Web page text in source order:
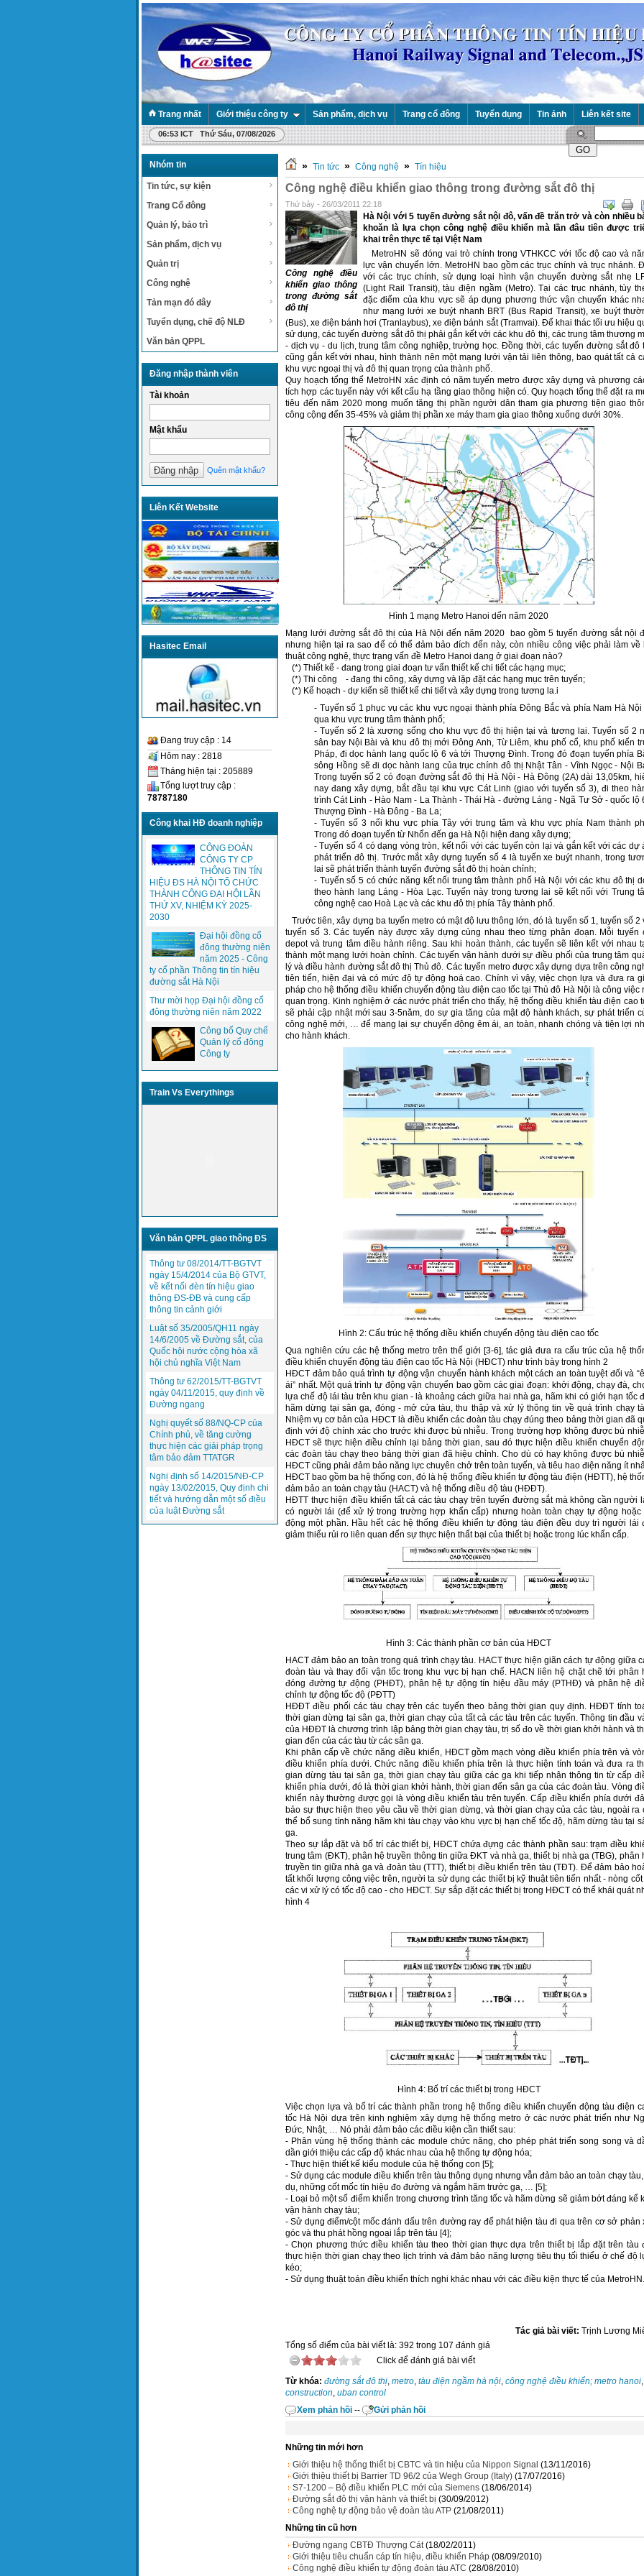
Trang nhất Giới thiệu công ty Sản phẩm, dịch vụ Trang cổ đông Tuyển dụng Tin ảnh Liên kết site
06:53 ICT Thứ Sáu, 07/08/2026
Nhóm tin
Tin tức, sự kiện
Trang Cổ đông
Quản lý, bảo trì
Sản phẩm, dịch vụ
Quản trị
Công nghệ
Tản mạn đó đây
Tuyển dụng, chế độ NLĐ
Văn bản QPPL
Đăng nhập thành viên
Tài khoản
Mật khẩu
Quên mật khẩu?
Liên Kết Website
Hasitec Email
Đang truy cập : 14
Hôm nay : 2818
Tháng hiện tại : 205889
Tổng lượt truy cập :
78787180
Công khai HĐ doanh nghiệp
CÔNG ĐOÀN
CÔNG TY CP
THÔNG TIN TÍN
HIỆU ĐS HÀ NỘI TỔ CHỨC
THÀNH CÔNG ĐẠI HỘI LẦN
THỨ XV, NHIỆM KỲ 2025-
2030
Đại hội đồng cổ
đông thường niên
năm 2025 - Công
ty cổ phần Thông tin tín hiệu
đường sắt Hà Nội
Thư mời họp Đại hội đồng cổ
đông thường niên năm 2022
Công bố Quy chế
Quản lý cổ đông
Công ty
Train Vs Everythings
Văn bản QPPL giao thông ĐS
Thông tư 08/2014/TT-BGTVT
ngày 15/4/2014 của Bộ GTVT,
về kết nối đèn tín hiệu giao
thông ĐS-ĐB và cung cấp
thông tin cảnh giới
Luật số 35/2005/QH11 ngày
14/6/2005 về Đường sắt, của
Quốc hội nước cộng hòa xã
hội chủ nghĩa Việt Nam
Thông tư 62/2015/TT-BGTVT
ngày 04/11/2015, quy định về
Đường ngang
Nghị quyết số 88/NQ-CP của
Chính phủ, về tăng cường
thực hiện các giải pháp trọng
tâm bảo đảm TTATGR
Nghị định số 14/2015/NĐ-CP
ngày 13/02/2015, Quy định chi
tiết và hướng dẫn một số điều
của luật Đường sắt
» Tin tức » Công nghệ » Tín hiệu
Công nghệ điều khiển giao thông trong đường sắt đô thị
Thứ bảy - 26/03/2011 22:18
Công nghệ điều
khiển giao thông
trong đường sắt
đô thị
Hà Nội với 5 tuyến đường sắt nội đô, vấn đề trăn trở và còn nhiều
khoăn là lựa chọn công nghệ điều khiển mà lần đâu tiên được
khai trên thực tế tại Việt Nam
MetroHN sẽ đóng vai trò chính trong VTHKCC với tốc độ cao và
lực vận chuyển lớn. MetroHN bao gồm các trục chính và trục nhánh.
với các trục chính, sử dụng loại hình vận chuyển đường sắt nhẹ
(Light Rail Transit), tàu điện ngầm (Metro). Tại các trục nhánh, tùy
đặc điểm của khu vực sẽ áp dụng phương thức vận chuyển khác
như mạng lưới xe buýt nhanh BRT (Bus Rapid Transit), xe buýt
(Bus), xe điện bánh hơi (Tranlaybus), xe điện bánh sắt (Tramvai). Để khai thác tối ưu hiệu
sử dụng, các tuyến đường sắt đô thị phải gắn kết với các khu đô thị, các trung tâm thương
- dịch vụ - du lịch, trung tâm công nghiệp, trường học. Đồng thời, các tuyến đường sắt đô
cũng gắn kết với nhau, hình thành nên một mạng lưới vận tải liên thông, bao quát tất cả
khu vực ngoại thị và đô thị quan trọng của thành phố.
Quy hoạch tổng thể MetroHN xác định có năm tuyến metro được xây dựng và phương
tích hợp các tuyến này với kết cấu hạ tầng giao thông hiện có. Quy hoạch tổng thể đặt ra
tiêu đến năm 2020 mong muốn tăng thị phần người dân tham gia phương tiện giao
công cộng đến 35-45% và giảm thị phần xe máy tham gia giao thông xuống dưới 30%.
Hình 1 mạng Metro Hanoi dến năm 2020
Mạng lưới đường sắt đô thị của Hà Nội đến năm 2020 bao gồm 5 tuyến đường sắt nội
nhưng hiện tại ra sao để có thể đảm bảo đích đến này, còn nhiều công việc phải làm về
thuật công nghệ, thực trạng vấn đề Metro Hanoi dang ở giai đoạn nào?
(*) Thiết kế - đang trong giai đoạn tư vấn thiết kế chi tiết các hạng mục;
(*) Thi công - đang thi công, xây dựng và lặp đặt các hạng mục trên tuyến;
(*) Kế hoạch - dự kiến sẽ thiết kế chi tiết và xây dựng trong tương la.i
- Tuyến số 1 phục vụ các khu vực ngoại thành phía Đông Bắc và phía Nam Hà Nội
qua khu vực trung tâm thành phố;
- Tuyến số 2 là xương sống cho khu vực đô thị hiện tại và tương lai. Tuyến số 2
sân bay Nội Bài và khu đô thị mới Đông Anh, Từ Liêm, khu phố cổ, khu phố kiến
Pháp, đi dọc hành lang quốc lộ 6 và tới Thượng Đình. Trong đó đoạn tuyến phía
sông Hồng sẽ đi dọc hành lang của trục chính đô thị Nhật Tân - Vĩnh Ngọc - Nội
Trong tuyến số 2 có đoạn đường sắt đô thị Hà Nội - Hà Đông (2A) dài 13,05km,
nay đang xây dựng, bắt đầu tại khu vực Cát Linh (giao với tuyến số 3), đi theo
trình Cát Linh - Hào Nam - La Thành - Thái Hà - đường Láng - Ngã Tư Sở - quốc lộ
Thượng Đình - Hà Đông - Ba La;
- Tuyến số 3 nối khu vực phía Tây với trung tâm và khu vực phía Nam thành
Trong đó đoạn tuyến từ Nhổn đến ga Hà Nội hiện đang xây dựng;
- Tuyến số 4 có dạng vòng tròn, kết nối với các tuyến còn lại và gắn kết với các dự
phát triển đô thị. Trước mắt xây dựng tuyến số 4 là tuyến xe buýt nhanh, trong
lai sẽ phát triển thành tuyến đường sắt đô thị hoàn chỉnh;
- Tuyến số 5 có chức năng kết nối trung tâm thành phố Hà Nội với các khu đô thị
theo hành lang Láng - Hòa Lạc. Tuyến này trong tương lai sẽ kết nối với Trung
công nghệ cao Hoà Lạc và các khu đô thị phía Tây thành phố.
Trước tiên, xây dựng ba tuyến metro có mật độ lưu thông lớn, đó là tuyến số 1, tuyến số 2
tuyến số 3. Các tuyến này được xây dựng cùng nhau theo từng phân đoạn. Mỗi tuyến
depot và trung tâm điều hành riêng. Sau khi hoàn thành, các tuyến sẽ liên kết với nhau
thành một mạng lưới hoàn chỉnh. Các tuyến vận hành dưới sự điều phối của trung tâm
lý và điều hành đường sắt đô thị Thủ đô. Các tuyến metro được xây dựng dựa trên công
tiên tiến, hiện đại và có mức độ tự động hoá cao. Chính vì vậy, việc chọn lựa và đưa ra
pháp cho hệ thống điều khiển chuyển động tàu điện cao tốc tại Thủ đô Hà Nội là công việc
quan trọng. Kinh nghiệm ở các nước phát triển cho thấy, hệ thống điều khiển tàu điện cao
sẽ phải cập nhật mới sau 3-5năm, do sự gia tăng của mật độ hành khách, sự phát triển
công nghệ mới, … để mang lại sự chuyển động êm ái, an toàn, nhanh chóng và tiện lợi
cho hành khách.
Hình 2: Cấu trúc hệ thống điều khiển chuyển động tàu điện cao tốc
Qua nghiên cứu các hệ thống metro trên thế giới [3-6], tác giả đưa ra cấu trúc của hệ
điều khiển chuyển động tàu điện cao tốc Hà Nội (HĐCT) như trình bày trong hình 2
HĐCT đảm bảo quá trình tự động vận chuyển hành khách một cách an toàn tuyệt đối và
ái” nhất. Một quá trình tự động vận chuyển bao gồm các giai đoạn: khởi động, chạy đà,
lựa chế độ lái tàu trên khu gian - là khoảng cách giữa hai nhà ga, hãm khi có giới hạn tốc
hãm dừng tại sân ga, đóng - mở cửa tàu, thu thập và xử lý thông tin về quá trình chạy
Nhiệm vụ cơ bản của HĐCT là điều khiển các đoàn tàu chạy đúng theo bảng thời gian đã
định với độ chính xác cho trước khi được bù nhiễu. Trong trường hợp không được bù
HĐCT sẽ thực hiện điều chỉnh lại bảng thời gian, sau đó thực hiện điều khiển chuyển
các đoàn tàu chạy theo bảng thời gian đã hiệu chỉnh. Cho dù có hay không được bù
HĐCT cũng phải đảm bảo năng lực chuyên chở trên toàn tuyến, và tiêu hao điện năng ít
HĐCT bao gồm ba hệ thống con, đó là hệ thống điều khiển tự động tàu điện (HĐTT), hệ
đảm bảo an toàn chạy tàu (HACT) và hệ thống điều độ tàu (HĐĐT).
HĐTT thực hiện điều khiển tất cả các tàu chạy trên tuyến đường sắt mà không cần người
có người lái (để xử lý trong trường hợp khẩn cấp) nhưng hoàn toàn chạy tự động hoặc
động một phần. Hầu hết các hệ thống điều khiển tự động tàu điện đều duy trì người lái
giảm thiểu rủi ro liên quan đến sự thực hiện thất bại của thiết bị hoặc trong lúc khẩn cấp.
Hình 3: Các thành phần cơ bản của HĐCT
HACT đảm bảo an toàn trong quá trình chạy tàu. HACT thực hiện giãn cách tự động giữa
đoàn tàu và thay đổi vận tốc trong khu vực bị hạn chế. HACN liên hệ chặt chẽ tới phân
đóng đường tự động (PHĐT), phân hệ tự động tín hiệu đầu máy (PTHĐ) và phân hệ
chỉnh tự động tốc độ (PĐTT)
HĐĐT điều phối các tàu chạy trên các tuyến theo bảng thời gian quy định. HĐĐT tính
thời gian dừng tại sân ga, thời gian chạy của tất cả các tàu trên các tuyến. Thông tin đầu
của HĐĐT là chương trình lập bảng thời gian chạy tàu, trị số đo về thời gian khởi hành và
gian đến của các tàu từ các sân ga.
Khi phân cấp về chức năng điều khiển, HĐCT gồm mạch vòng điều khiển phía trên và
điều khiển phía dưới. Chức năng điều khiển phía trên là thực hiện tính toán và đưa ra
gian dừng tàu tại sân ga, thời gian chạy tàu giữa các ga khi tiếp nhận thông tin từ cấp
khiển phía dưới, đó là thời gian khởi hành, thời gian đến sân ga của các đoàn tàu. Vòng
khiển này thường được gọi là vòng điều khiển tàu trên tuyến. Cấp điều khiển phía dưới
bảo sự thực hiện theo yêu cầu về thời gian dừng, và thời gian chạy của các tàu, ngoài ra
thể bổ sung tính năng hãm khi tàu chạy vào khu vực bị hạn chế tốc độ, hãm dừng tàu tại
ga.
Theo sự lắp đặt và bố trí các thiết bị, HĐCT chứa đựng các thành phần sau: trạm điều
trung tâm (ĐKT), phân hệ truyền thông tin giữa ĐKT và nhà ga, thiết bị nhà ga (TBG), phân
truyền tin giữa nhà ga và đoàn tàu (TTT), thiết bị điều khiển trên tàu (TĐT). Để đảm bảo
tất khối lượng công việc trên, người ta sử dụng các thiết bị kỹ thuật tiên tiến nhất - nòng
các vi xử lý có tốc độ cao - cho HĐCT. Sự sắp đặt các thiết bị trong HĐCT có thể khái quát
hình 4
Hình 4: Bố trí các thiết bị trong HĐCT
Việc chọn lựa và bố trí các thành phần trong hệ thống điều khiển chuyển động tàu điện
tốc Hà Nội dựa trên kinh nghiệm xây dựng hệ thống metro ở các nước phát triển như
Đức, Nhật, … Nó phải đảm bảo các điều kiện cần thiết sau:
- Phân vùng hệ thống thành các module chức năng, cho phép phát triển song song và
dần giới thiệu các cấp độ khác nhau của hệ thống tự động hóa;
- Thực hiện thiết kế kiểu module của hệ thống con [5];
- Sử dụng các module điều khiển trên tàu thông dụng nhưng vẫn đảm bảo an toàn chạy
dụ, những cốt mốc tín hiệu đo đường và ngắm hãm trước ga, … [5];
- Loại bỏ một số điểm khiển trong chương trình tăng tốc và hãm dừng sẽ giảm bớt đáng kể
vận hành chạy tàu;
- Sử dụng điểm/cột mốc đánh dấu trên đường ray để phát hiện tàu đi qua trên cơ sở phản
góc và thu phát hồng ngoại lắp trên tàu [4];
- Chọn phương thức điều khiển tàu theo thời gian thực dựa trên thiết bị lắp đặt trên tàu
thực hiện thời gian chạy theo lịch trình và đảm bảo năng lượng tiêu thụ tối thiểu ở chế độ
kéo;
- Sử dụng thuật toán điều khiển thích nghi khác nhau với các điều kiện thực tế của MetroHN.
Tác giả bài viết: Trịnh Lương
Tổng số điểm của bài viết là: 392 trong 107 đánh giá
Click để đánh giá bài viết
Từ khóa: đường sắt đô thị, metro, tàu điện ngầm hà nội, công nghệ điều khiển; metro hanoi,
construction, uban control
Xem phản hồi -- Gửi phản hồi
Những tin mới hơn
Giới thiệu hệ thống thiết bị CBTC và tin hiệu của Nippon Signal (13/11/2016)
Giới thiệu thiết bị Barrier TD 96/2 của Wegh Group (Italy) (17/07/2016)
S7-1200 – Bộ điều khiển PLC mới của Siemens (18/06/2014)
Đường sắt đô thị vận hành và thiết bị (30/09/2012)
Công nghệ tự động bảo vệ đoàn tàu ATP (21/08/2011)
Những tin cũ hơn
Đường ngang CBTĐ Thượng Cát (18/02/2011)
Giới thiệu tiêu chuẩn cáp tín hiệu, điều khiển Pháp (08/09/2010)
Công nghệ điều khiển tự động đoàn tàu ATC (28/08/2010)